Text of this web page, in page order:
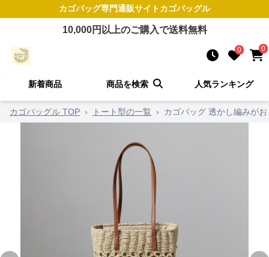
カゴバッグ専門通販サイトカゴバッグル
10,000円以上のご購入で送料無料
0 0
新着商品 商品を検索 人気ランキング
カゴバッグル TOP › トート型の一覧 › カゴバッグ 透かし編みが